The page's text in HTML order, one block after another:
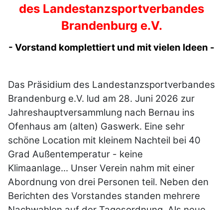
des Landestanzsportverbandes
Brandenburg e.V.
- Vorstand komplettiert und mit vielen Ideen -
Das Präsidium des Landestanzsportverbandes
Brandenburg e.V. lud am 28. Juni 2026 zur
Jahreshauptversammlung nach Bernau ins
Ofenhaus am (alten) Gaswerk. Eine sehr
schöne Location mit kleinem Nachteil bei 40
Grad Außentemperatur - keine
Klimaanlage... Unser Verein nahm mit einer
Abordnung von drei Personen teil. Neben den
Berichten des Vorstandes standen mehrere